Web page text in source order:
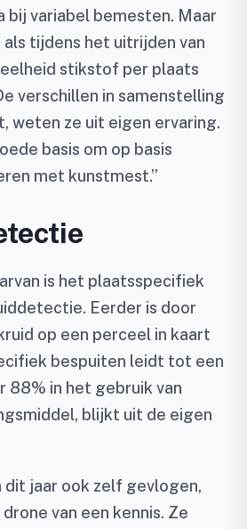
bij variabel bemesten. Maar
tijdens het uitrijden van
stikstof per plaats
verschillen in samenstelling
weten ze uit eigen ervaring.
basis om op basis
met kunstmest.”
is het plaatsspecifiek
Eerder is door
op een perceel in kaart
bespuiten leidt tot een
88% in het gebruik van
blijkt uit de eigen
dit jaar ook zelf gevlogen,
drone van een kennis. Ze